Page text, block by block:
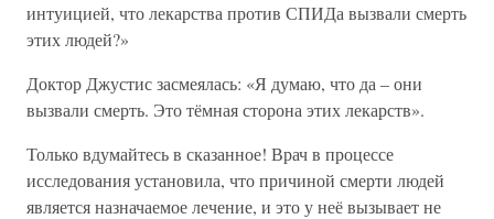
интуицией, что лекарства против СПИДа вызвали смерть
этих людей?»
Доктор Джустис засмеялась: «Я думаю, что да – они
вызвали смерть. Это тёмная сторона этих лекарств».
Только вдумайтесь в сказанное! Врач в процессе
исследования установила, что причиной смерти людей
является назначаемое лечение, и это у неё вызывает не